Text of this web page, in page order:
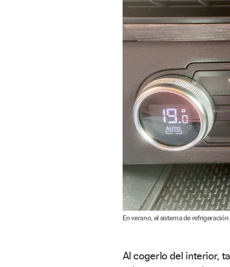
En verano, el sistema de
Al cogerlo del interior,